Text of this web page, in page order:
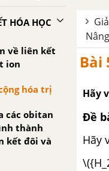
HÓA HỌC
về liên kết
ion
hóa trị
các obitan
thành
kết đôi và
Bài
Hãy
Đề
Hãy